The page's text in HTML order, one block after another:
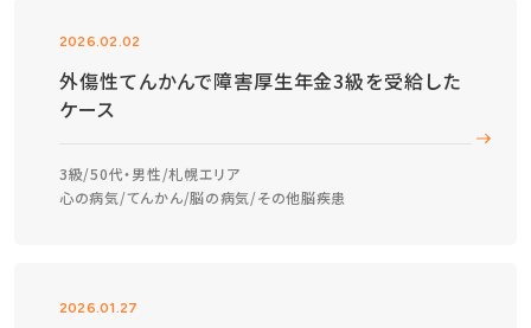
2026.02.02
外傷性てんかんで障害厚生年金3級を受給した
ケース
3級 50代・男性 札幌エリア
心の病気 てんかん 脳の病気 その他脳疾患
2026.01.27